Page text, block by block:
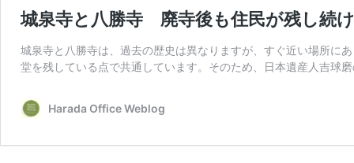
城泉寺と八勝寺 廃寺後も住民が残し続
城泉寺と八勝寺は、過去の歴史は異なりますが、すぐ近い場所に
堂を残している点で共通しています。そのため、日本遺産人吉球
Harada Office Weblog